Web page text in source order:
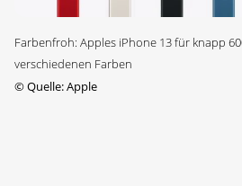
Farbenfroh: Apples iPhone 13 für knapp
verschiedenen Farben
©Quelle: Apple